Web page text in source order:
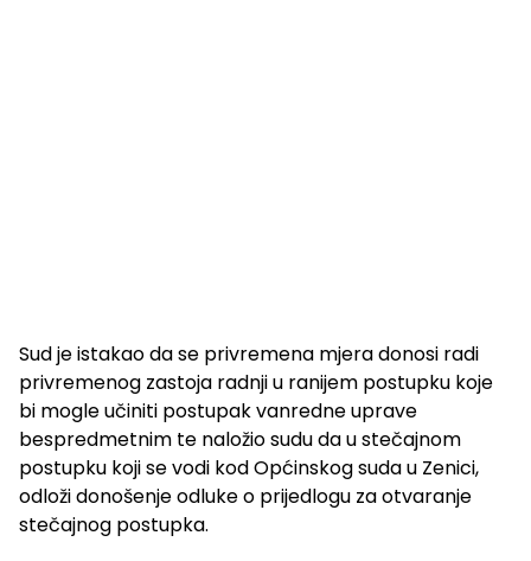
Sud je istakao da se privremena mjera donosi radi
privremenog zastoja radnji u ranijem postupku koje
bi mogle učiniti postupak vanredne uprave
bespredmetnim te naložio sudu da u stečajnom
postupku koji se vodi kod Općinskog suda u Zenici,
odloži donošenje odluke o prijedlogu za otvaranje
stečajnog postupka.